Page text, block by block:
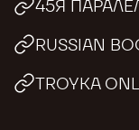
45Я
RUSSIAN
TROYKA